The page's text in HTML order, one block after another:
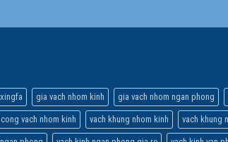
gia vach nhom kinh gia vach nhom ngan phong
vach nhom kinh vach khung nhom kinh vach khung